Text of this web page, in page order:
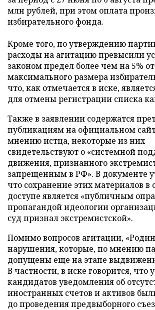
млн рублей, при этом оплата
избирательного фонда.
Кроме того, по утверждению
расходы на агитацию превысили
законом предел более чем на 5% от
максимального размера
что, как отмечается в иске,
для отмены регистрации списка
Также в заявлении содержатся
публикациям на официальном
мнению истца, некоторые из них
свидетельствуют о «системной
движения, признанного
запрещенным в РФ». В документе
что сохранение этих материалов в
доступе является «публичным
пропагандой идеологии
суд признал экстремистской».
Помимо вопросов агитации,
нарушения, которые, по мнению
допущены еще на этапе
В частности, в иске говорится, что
кандидатов уведомления об
иностранных счетов и активов
до проведения предвыборного